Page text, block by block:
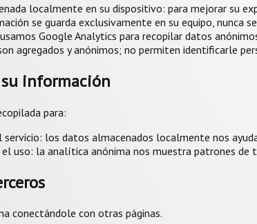
localmente en su dispositivo: para mejorar su
se guarda exclusivamente en su equipo,
Google Analytics para recopilar datos
agregados y anónimos; no permiten identificarle
su información
para:
servicio: los datos almacenados localmente nos
uso: la analítica anónima nos muestra patrones
conectándole con otras páginas.